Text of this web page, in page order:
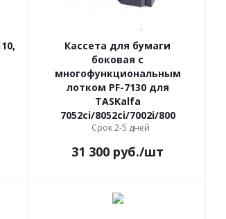
Кассета для бумаги
боковая с
многофункциональным
лотком PF-7130 для
TASKalfa
7052ci/8052ci/7002i/800
Срок 2-5 дней
31 300 руб./шт